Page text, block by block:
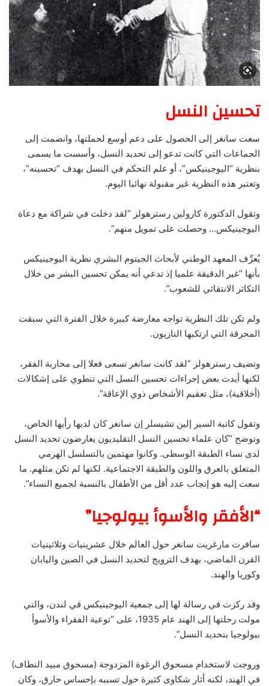
تحسين النسل
سعت سانغر إلى الحصول على دعم أوسع لحملتها، وانضمت إلى
الجماعات التي كانت تدعو إلى تحديد النسل، وأسست ما يسمى
بنظرية “اليوجينيكس”، أو علم التحكم في النسل بهدف “تحسينه”،
وتعتبر هذه النظرية غير مقبولة نهائيا اليوم.
وتقول الدكتورة كارولين رسترهولز “لقد دخلت في شراكة مع دعاة
اليوجينيكس… وحصلت على تمويل منهم”.
يُعرِّف المعهد الوطني لأبحاث الجينوم البشري نظرية اليوجينيكس
بأنها “غير الدقيقة علميا إذ تدعي أنه يمكن تحسين البشر من خلال
التكاثر الانتقائي للشعوب”.
ولم تكن تلك النظرية تواجه معارضة كبيرة خلال الفترة التي سبقت
المحرقة التي ارتكبها النازيون.
وتضيف رسترهولز “لقد كانت سانغر تسعى فعلا إلى محاربة الفقر،
لكنها أيدت بعض إجراءات تحسين النسل التي تنطوي على إشكالات
(أخلاقية)، مثل تعقيم الأشخاص ذوي الإعاقة”.
وتقول كاتبة السير إلين تشيسلر إن سانغر كان لديها رأيها الخاص،
وتوضح “كان علماء تحسين النسل التقليديون يعارضون تحديد النسل
لدى نساء الطبقة الوسطى. وكانوا مهتمين بالتسلسل الهرمي
المتعلق بالعرق واللون والطبقة الاجتماعية. لكنها لم تكن مثلهم. ما
سعت إليه هو إنجاب عدد أقل من الأطفال بالنسبة لجميع النساء”.
“الأفقر والأسوأ بيولوجيا”
سافرت مارغريت سانغر حول العالم خلال عشرينيات وثلاثينيات
القرن الماضي، بهدف الترويج لتحديد النسل في الصين واليابان
وكوريا والهند.
وقد ركزت في رسالة لها إلى جمعية اليوجينيكس في لندن، والتي
مولت رحلتها إلى الهند عام 1935، على “توعية الفقراء والأسوأ
بيولوجيا بتحديد النسل”.
وروجت لاستخدام مسحوق الرغوة المزدوجة (مسحوق مبيد النطاف)
في الهند، لكنه أثار شكاوى كثيرة حول تسببه بإحساس حارق، وكان